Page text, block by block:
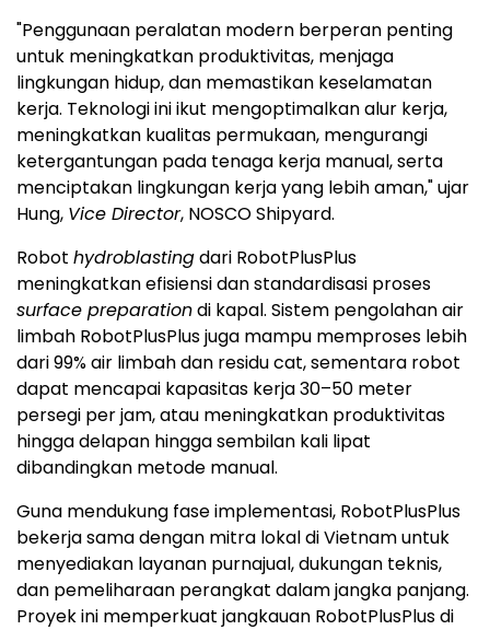
"Penggunaan peralatan modern berperan penting
untuk meningkatkan produktivitas, menjaga
lingkungan hidup, dan memastikan keselamatan
kerja. Teknologi ini ikut mengoptimalkan alur kerja,
meningkatkan kualitas permukaan, mengurangi
ketergantungan pada tenaga kerja manual, serta
menciptakan lingkungan kerja yang lebih aman," ujar
Hung, Vice Director, NOSCO Shipyard.
Robot hydroblastingdari RobotPlusPlus
meningkatkan efisiensi dan standardisasi proses
surface preparationdi kapal. Sistem pengolahan air
limbah RobotPlusPlus juga mampu memproses lebih
dari 99% air limbah dan residu cat, sementara robot
dapat mencapai kapasitas kerja 30–50 meter
persegi per jam, atau meningkatkan produktivitas
hingga delapan hingga sembilan kali lipat
dibandingkan metode manual.
Guna mendukung fase implementasi, RobotPlusPlus
bekerja sama dengan mitra lokal di Vietnam untuk
menyediakan layanan purnajual, dukungan teknis,
dan pemeliharaan perangkat dalam jangka panjang.
Proyek ini memperkuat jangkauan RobotPlusPlus di